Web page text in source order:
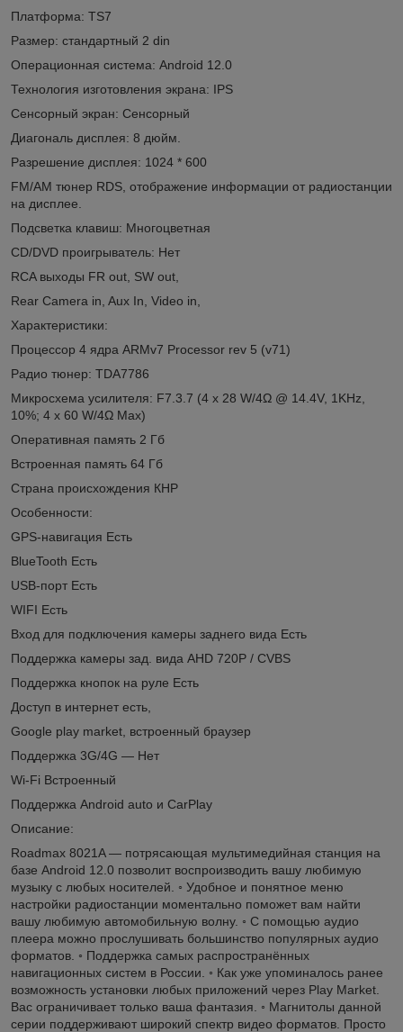
Платформа: TS7
Размер: стандартный 2 din
Операционная система: Android 12.0
Технология изготовления экрана: IPS
Сенсорный экран: Сенсорный
Диагональ дисплея: 8 дюйм.
Разрешение дисплея: 1024 * 600
FM/AM тюнер RDS, отображение информации от радиостанции
на дисплее.
Подсветка клавиш: Многоцветная
CD/DVD проигрыватель: Нет
RCA выходы FR out, SW out,
Rear Camera in, Aux In, Video in,
Характеристики:
Процессор 4 ядра ARMv7 Processor rev 5 (v71)
Радио тюнер: TDA7786
Микросхема усилителя: F7.3.7 (4 x 28 W/4Ω @ 14.4V, 1KHz,
10%; 4 x 60 W/4Ω Max)
Оперативная память 2 Гб
Встроенная память 64 Гб
Страна происхождения КНР
Особенности:
GPS-навигация Есть
BlueTooth Есть
USB-порт Есть
WIFI Есть
Вход для подключения камеры заднего вида Есть
Поддержка камеры зад. вида AHD 720P / CVBS
Поддержка кнопок на руле Есть
Доступ в интернет есть,
Google play market, встроенный браузер
Поддержка 3G/4G — Нет
Wi-Fi Встроенный
Поддержка Android auto и CarPlay
Описание:
Roadmax 8021A — потрясающая мультимедийная станция на
базе Android 12.0 позволит воспроизводить вашу любимую
музыку с любых носителей. ◦ Удобное и понятное меню
настройки радиостанции моментально поможет вам найти
вашу любимую автомобильную волну. ◦ С помощью аудио
плеера можно прослушивать большинство популярных аудио
форматов. ◦ Поддержка самых распространённых
навигационных систем в России. ◦ Как уже упоминалось ранее
возможность установки любых приложений через Play Market.
Вас ограничивает только ваша фантазия. ◦ Магнитолы данной
серии поддерживают широкий спектр видео форматов. Просто